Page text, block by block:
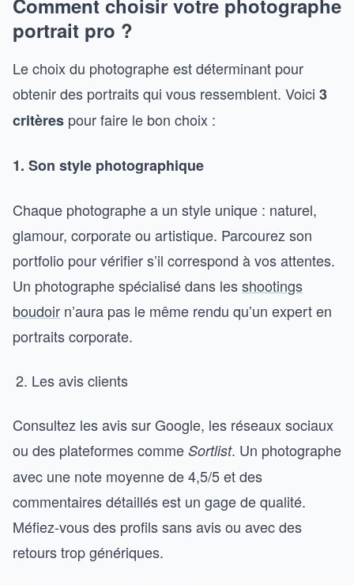
Comment choisir votre photographe
portrait pro ?
Le choix du photographe est déterminant pour
obtenir des portraits qui vous ressemblent. Voici 3
critères pour faire le bon choix :
1. Son style photographique
Chaque photographe a un style unique : naturel,
glamour, corporate ou artistique. Parcourez son
portfolio pour vérifier s’il correspond à vos attentes.
Un photographe spécialisé dans lesshootings
boudoir n’aura pas le même rendu qu’un expert en
portraits corporate.
Les avis clients
Consultez les avis sur Google, les réseaux sociaux
ou des plateformes comme Sortlist. Un photographe
avec une note moyenne de 4,5/5 et des
commentaires détaillés est un gage de qualité.
Méfiez-vous des profils sans avis ou avec des
retours trop génériques.